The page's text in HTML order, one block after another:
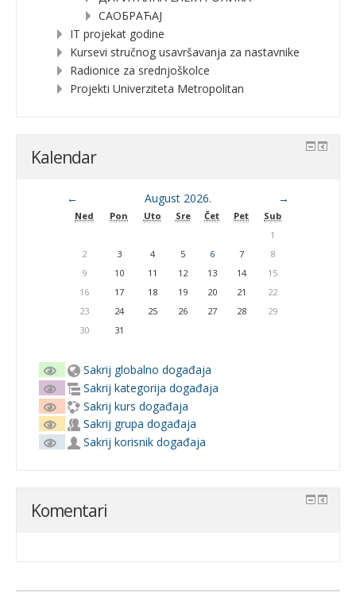
САОБРАЋАЈ
IT projekat godine
Kursevi stručnog usavršavanja za nastavnike
Radionice za srednjoškolce
Projekti Univerziteta Metropolitan
Kalendar
← August 2026. →
Ned Pon Uto Sre Čet Pet
Sub
1
2
3 4 5 6 7
8
9
10 11 12 13 14
15
16
17 18 19 20 21
22
23
24 25 26 27 28
29
30
31
Sakrij globalno događaja
Sakrij kategorija događaja
Sakrij kurs događaja
Sakrij grupa događaja
Sakrij korisnik događaja
Komentari